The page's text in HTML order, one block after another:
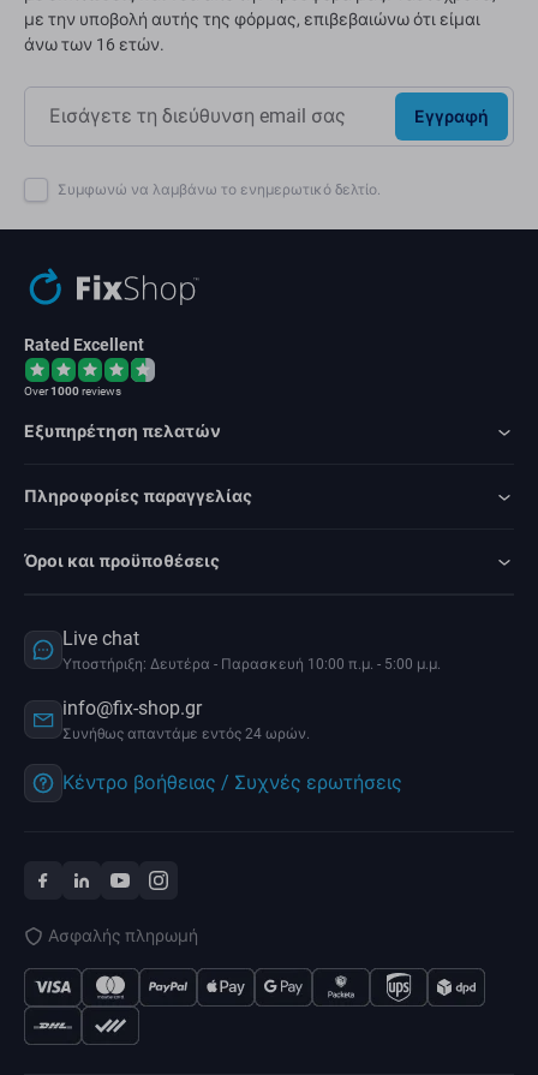
με την υποβολή αυτής της φόρμας, επιβεβαιώνω ότι είμαι
άνω των 16 ετών.
Εγγραφή
Συμφωνώ να λαμβάνω το ενημερωτικό δελτίο.
Rated Excellent
Over1000reviews
Εξυπηρέτηση πελατών
Πληροφορίες παραγγελίας
Όροι και προϋποθέσεις
Live chat
Υποστήριξη: Δευτέρα - Παρασκευή 10:00 π.μ. - 5:00 μ.μ.
info@fix-shop.gr
Συνήθως απαντάμε εντός 24 ωρών.
Κέντρο βοήθειας / Συχνές ερωτήσεις
Ασφαλής πληρωμή